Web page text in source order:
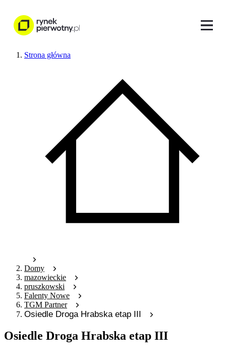
Strona główna
Domy
mazowieckie
pruszkowski
Falenty Nowe
TGM Partner
Osiedle Droga Hrabska etap III
Osiedle Droga Hrabska etap III